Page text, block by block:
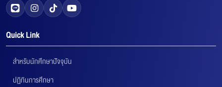
Quick Link
สำหรับนักศึกษาปัจจุบัน
ปฏิทินการศึกษา